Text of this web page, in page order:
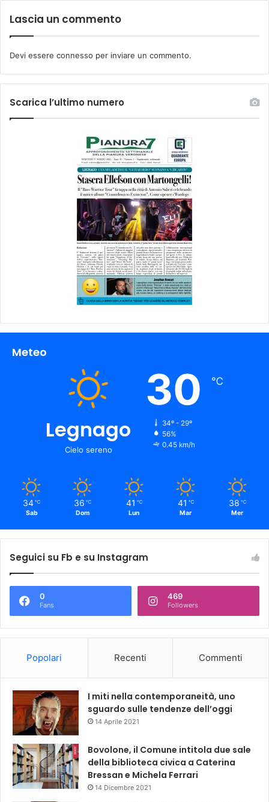
Lascia un commento
Devi essere connesso per inviare un commento.
Scarica l’ultimo numero
Meteo
Legnago
Cielo sereno
30 ℃
34º - 29º
56%
0.45 km/h
34 ℃
Sab
36 ℃
Dom
41 ℃
Lun
41 ℃
Mar
38 ℃
Mer
Seguici su Fb e su Instagram
0
Fans
469
Followers
Popolari Recenti Commenti
I miti nella contemporaneità, uno
sguardo sulle tendenze dell’oggi
14 Aprile 2021
Bovolone, il Comune intitola due sale
della biblioteca civica a Caterina
Bressan e Michela Ferrari
14 Dicembre 2021